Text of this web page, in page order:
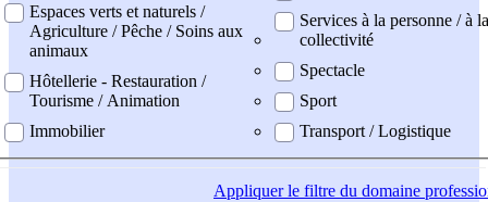
Espaces verts et naturels /
Agriculture / Pêche / Soins aux
animaux
Hôtellerie - Restauration /
Tourisme / Animation
Immobilier
Services à la personne / à la
collectivité
Spectacle
Sport
Transport / Logistique
Appliquerle filtre du domaine